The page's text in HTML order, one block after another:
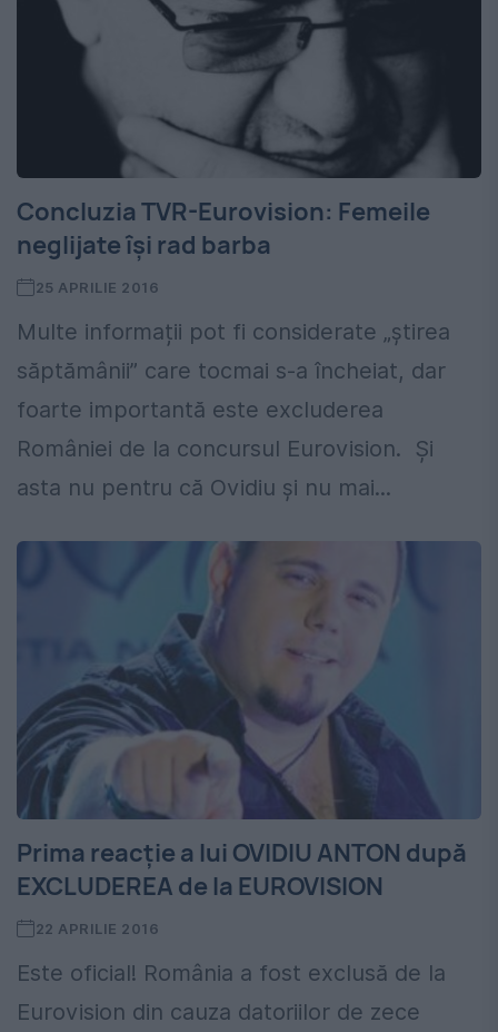
Concluzia TVR-Eurovision: Femeile
neglijate își rad barba
25 APRILIE 2016
Multe informații pot fi considerate „știrea
săptămânii” care tocmai s-a încheiat, dar
foarte importantă este excluderea
României de la concursul Eurovision. Și
asta nu pentru că Ovidiu și nu mai...
Prima reacție a lui OVIDIU ANTON după
EXCLUDEREA de la EUROVISION
22 APRILIE 2016
Este oficial! România a fost exclusă de la
Eurovision din cauza datoriilor de zece